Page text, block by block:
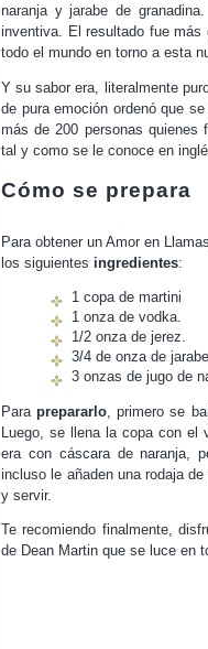
naranja y jarabe de
inventiva. El resultado fue más
todo el mundo en torno a esta
Y su sabor era, literalmente
de pura emoción ordenó que
más de 200 personas quienes
tal y como se le conoce en
Cómo se prepara
Para obtener un Amor en
los siguientes ingredientes:
1 copa de martini
1 onza de vodka.
1/2 onza de jerez.
3/4 de onza de
3 onzas de jugo de
Paraprepararlo , primero se
Luego, se llena la copa con el
era con cáscara de naranja,
incluso le añaden una rodaja
y servir.
Te recomiendo finalmente,
de Dean Martin que se luce en